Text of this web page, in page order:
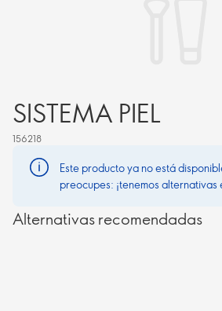
SISTEMA PIEL
156218
Este producto ya no está
preocupes: ¡tenemos alternativas
Alternativas recomendadas